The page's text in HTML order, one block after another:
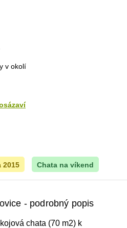
v okolí
2015 Chata na víkend
- podrobný popis
chata (70 m2) k